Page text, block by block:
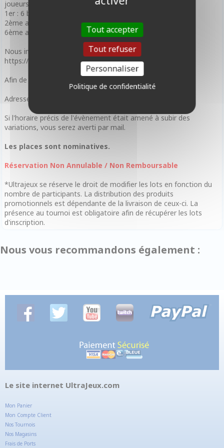
joueurs (BO1)* :
1er : 6 boosters Riftbound
2ème au 5ème : 3 Boosters Riftbound
6ème au 11ème : 1 Booster Riftbound
Nous invitons tous nos joueurs à créer un compte sur :
https://locator.riftbound.uvsgames.com/djauth/login
Afin de faciliter leur enregistrement sur carde.io
Adresse : 13 rue Amelot, 75011 Paris
Si l'horaire précis de l'évènement était amené à subir des
variations, vous serez averti par mail.
Les places sont nominatives.
Réservation Non Annulable / Non Remboursable
*Ultrajeux se réserve le droit de modifier les lots en fonction du
nombre de participants. La distribution des produits
promotionnels est dépendante de la livraison de ceux-ci. La
présence au tournoi est obligatoire afin de récupérer les lots
d'inscription.
Nous vous recommandons également :
Le site internet UltraJeux.com
Mon Panier
Mon Compte Client
Nos Tournois
Nos Magasins
Frais de Ports
Tout accepter
Tout refuser
Personnaliser
Politique de confidentialité